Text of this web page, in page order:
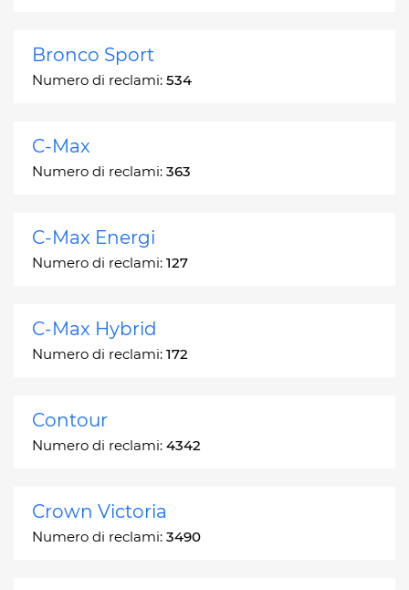
Bronco Sport
Numero di reclami: 534
C-Max
Numero di reclami: 363
C-Max Energi
Numero di reclami: 127
C-Max Hybrid
Numero di reclami: 172
Contour
Numero di reclami: 4342
Crown Victoria
Numero di reclami: 3490